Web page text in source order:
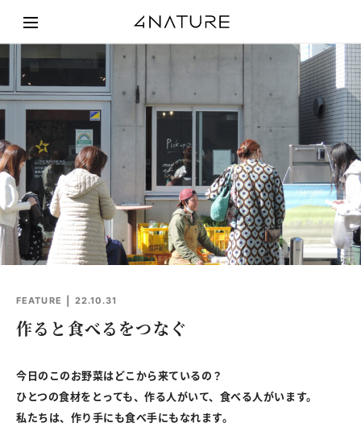
作ると食べるをつなぐ
FEATURE 22.10.31
今日のこのお野菜はどこから来ているの？
ひとつの食材をとっても、作る人がいて、食べる人がいます。
私たちは、作り手にも食べ手にもなれます。